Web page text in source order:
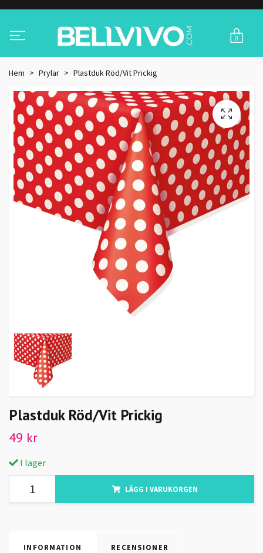
0
Hem Prylar Plastduk Röd/Vit Prickig
Plastduk Röd/Vit Prickig
49 kr
I lager
LÄGG I VARUKORGEN
INFORMATION RECENSIONER